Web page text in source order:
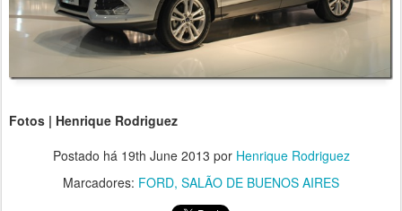
Fotos | Henrique Rodriguez
Postado há 19th June 2013 por Henrique Rodriguez
Marcadores: FORD SALÃO DE BUENOS AIRES